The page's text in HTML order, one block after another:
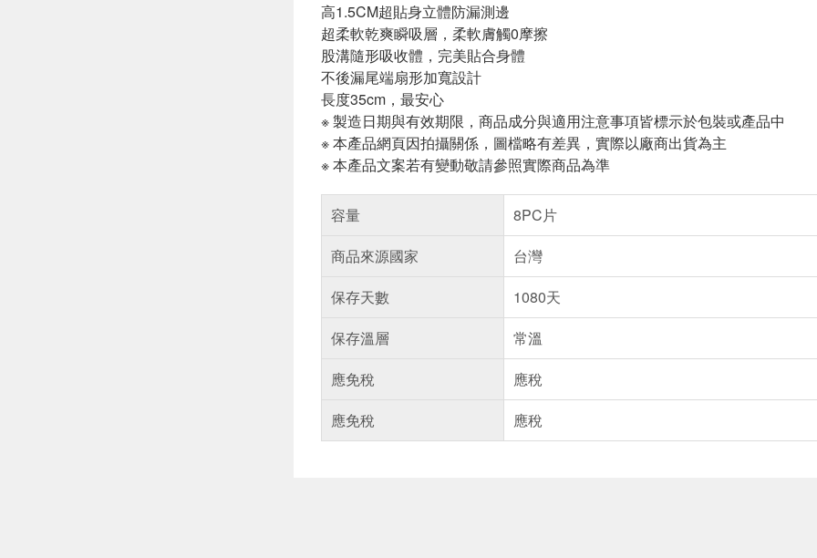
高1.5CM超貼身立體防漏測邊
超柔軟乾爽瞬吸層，柔軟膚觸0摩擦
股溝隨形吸收體，完美貼合身體
不後漏尾端扇形加寬設計
長度35cm，最安心
※ 製造日期與有效期限，商品成分與適用注意事項皆標示於包裝或產品中
※ 本產品網頁因拍攝關係，圖檔略有差異，實際以廠商出貨為主
※ 本產品文案若有變動敬請參照實際商品為準
容量
8PC片
商品來源國家
台灣
保存天數
1080天
保存溫層
常溫
應免稅
應稅
應免稅
應稅